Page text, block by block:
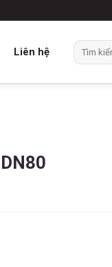
Liên hệ
Tìm
kiếm: